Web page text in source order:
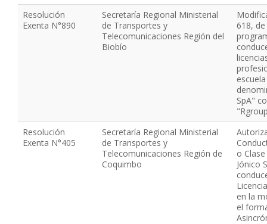
Resolución
Exenta N°890
Secretaría Regional Ministerial
de Transportes y
Telecomunicaciones Región del
Biobío
618,
SpA"
Resolución
Exenta N°405
Secretaría Regional Ministerial
de Transportes y
Telecomunicaciones Región de
Coquimbo
o
Jónico
en la
el